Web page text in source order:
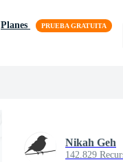
Planes
Nikah Geh
142.829